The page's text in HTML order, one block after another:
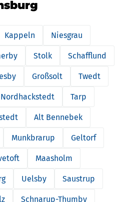
Kappeln Niesgrau
Stolk Schafflund
Großsolt Twedt
Nordhackstedt Tarp
Alt Bennebek
Munkbrarup Geltorf
Maasholm
Uelsby Saustrup
Schnarup-Thumby